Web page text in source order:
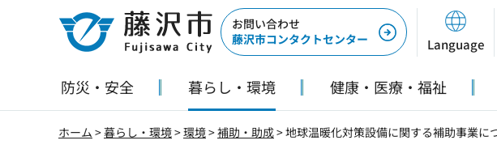
藤沢市
お問い合わせ
藤沢市コンタクトセンター
Language
防災・安全 暮らし・環境 健康・医療・福祉
ホーム >暮らし・環境>環境>補助・助成> 地球温暖化対策設備に関する補助事業に